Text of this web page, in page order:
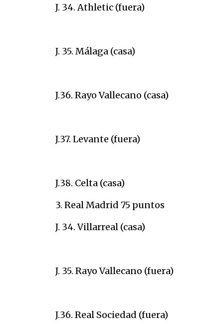
J. 34. Athletic (fuera)
J. 35. Málaga (casa)
J.36. Rayo Vallecano (casa)
J.37. Levante (fuera)
J.38. Celta (casa)
3. Real Madrid 75 puntos
J. 34. Villarreal (casa)
J. 35. Rayo Vallecano (fuera)
J.36. Real Sociedad (fuera)